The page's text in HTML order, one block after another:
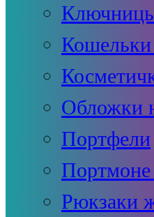
Обложки
Портфели
Рюкзаки